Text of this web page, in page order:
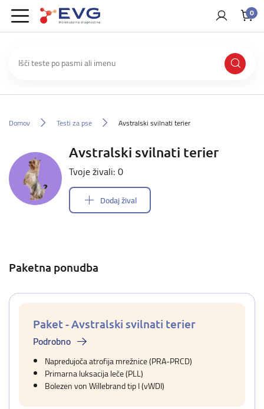
0
Domov Testi za pse Avstralski svilnati terier
Avstralski svilnati terier
Tvoje živali: 0
Dodaj žival
Paketna ponudba
Paket - Avstralski svilnati terier
Podrobno
Napredujoča atrofija mrežnice (PRA-PRCD)
Primarna luksacija leče (PLL)
Bolezen von Willebrand tip I (vWDI)